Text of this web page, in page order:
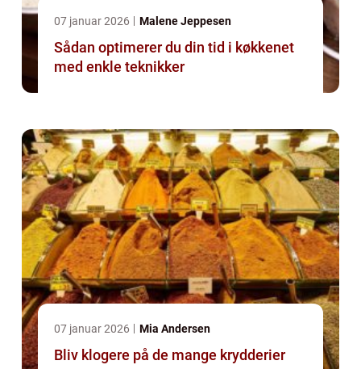
07 januar 2026 Malene Jeppesen
Sådan optimerer du din tid i køkkenet
med enkle teknikker
07 januar 2026 Mia Andersen
Bliv klogere på de mange krydderier